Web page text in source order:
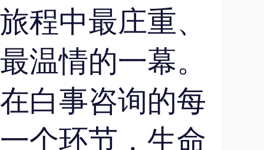
旅程中最庄重、
最温情的一幕。
在白事咨询的每
一个环节，生命